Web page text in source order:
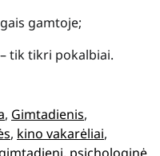
gamtoje;
tik tikri pokalbiai.
, Gimtadienis
, kino vakarėliai